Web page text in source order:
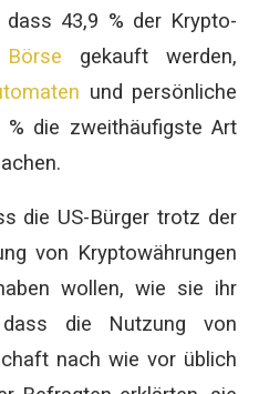
43,9 % der Krypto-
Börse gekauft werden,
und persönliche
die zweithäufigste Art
die US-Bürger trotz der
von Kryptowährungen
wollen, wie sie ihr
die Nutzung von
nach wie vor üblich